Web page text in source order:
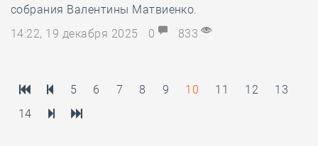
собрания Валентины Матвиенко.
14:22, 19 декабря 2025
0 833
5 6 7 8 9 10 11 12
13
14